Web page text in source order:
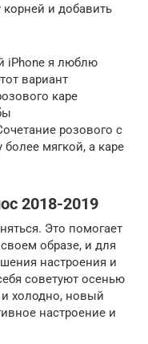
корней и добавить
iPhone я люблю
вариант
каре
розового с
мягкой, а каре
2018-2019
Это помогает
образе, и для
настроения и
советуют осенью
холодно, новый
настроение и